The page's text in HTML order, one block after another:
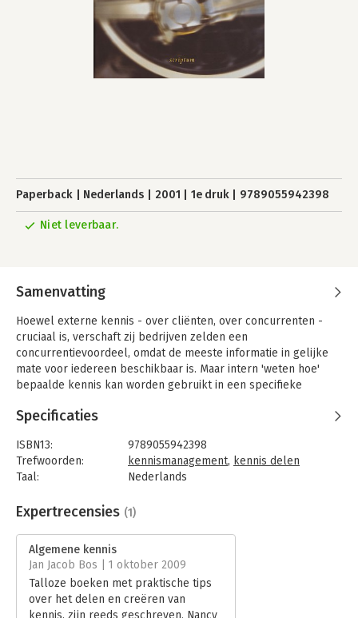
Paperback Nederlands 2001 1e druk 9789055942398
Niet leverbaar.
Samenvatting
Hoewel externe kennis - over cliënten, over concurrenten -
cruciaal is, verschaft zij bedrijven zelden een
concurrentievoordeel, omdat de meeste informatie in gelijke
mate voor iedereen beschikbaar is. Maar intern 'weten hoe'
bepaalde kennis kan worden gebruikt in een specifieke
moet worden geïntroduceerd - vormt de basis voor een
het gebied van organisatorisch leren, noemt dit door de
ervaring voortgebrachte weten 'Algemene kennis' en stelt dat
bedrijven die werkelijk ernst met kennismanagement willen
manier wordt gecreëerd en derhalve niet op dezelfde manier
systemen voor kennisoverdracht wil construeren, dan zal zij
ten behoeve van een effectieve kennisdeling eerst moeten
bepalen welk overdrachtmechanisme het best aansluit bij de
soort kennis die zij wil overdragen.
Specificaties
ISBN13:
9789055942398
Trefwoorden:
kennismanagement, kennis delen
Taal:
Nederlands
Aantal pagina's:
204
Druk:
Hoofdrubriek:
Organisatiekunde
Expertrecensies (1)
Algemene kennis
Jan Jacob Bos | 1 oktober 2009
Talloze boeken met praktische tips
over het delen en creëren van
kennis, zijn reeds geschreven. Nancy